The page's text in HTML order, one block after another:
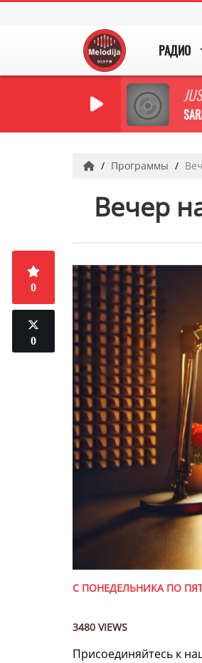
РАДИО
Программы
Вечер
0
0
С ПОНЕДЕЛЬНИКА ПО
3480 VIEWS
Присоединяйтесь к